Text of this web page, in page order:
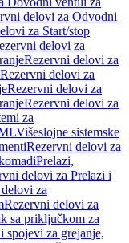
delovi za Odvodni
za Start/stop
delovi za
Rezervni delovi za
Rezervni delovi za
Rezervni delovi za
Rezervni delovi za
za
Višeslojne sistemske
Rezervni delovi za
Prelazi,
delovi za Prelazi i
za
Rezervni delovi za
sa priključkom za
spojevi za grejanje,